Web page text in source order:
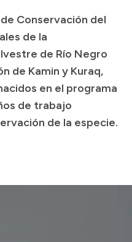
Conservación del
de la
de Río Negro
de Kamin y Kuraq,
en el programa
de trabajo
de la especie.